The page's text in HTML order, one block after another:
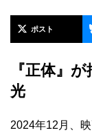
ポスト
『正体』
光
2024年12月、